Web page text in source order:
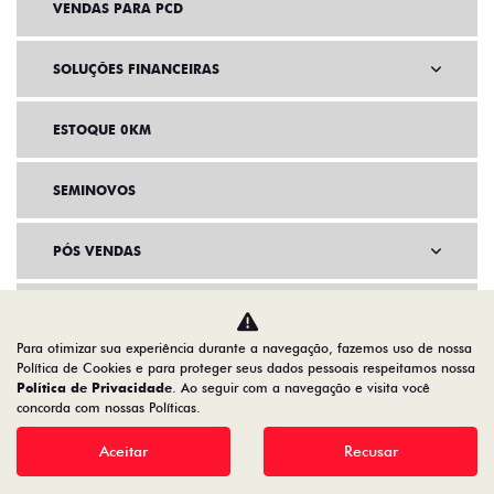
VENDAS PARA PCD
SOLUÇÕES FINANCEIRAS
ESTOQUE 0KM
SEMINOVOS
PÓS VENDAS
AGENDE UM TEST DRIVE
Para otimizar sua experiência durante a navegação, fazemos uso de nossa
Política de Cookies e para proteger seus dados pessoais respeitamos nossa
Política de Privacidade. Ao seguir com a navegação e visita você
concorda com nossas Políticas.
Aceitar Recusar